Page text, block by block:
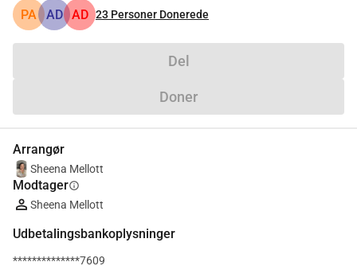
PA AD AD 23 Personer Donerede
Del
Doner
Arrangør
Sheena Mellott
Modtagerinfo
Sheena Mellott
Udbetalingsbankoplysninger
**************7609